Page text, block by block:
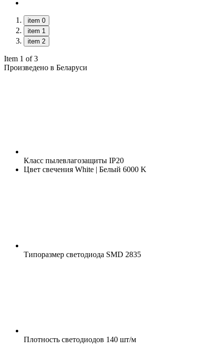
item 0
item 1
item 2
Item 1 of 3
Произведено в Беларуси
Класс пылевлагозащиты IP20
Цвет свечения White | Белый 6000 K
Типоразмер светодиода SMD 2835
Плотность светодиодов 140 шт/м